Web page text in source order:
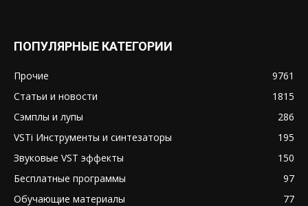
ПОПУЛЯРНЫЕ КАТЕГОРИИ
Прочие
9761
Статьи и новости
1815
Сэмплы и лупы
286
VSTi Инструменты и синтезаторы
195
Звуковые VST эффекты
150
Бесплатные программы
97
Обучающие материалы
77